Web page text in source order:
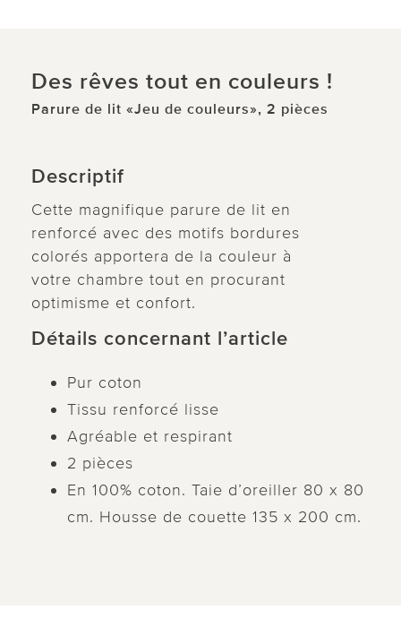
Des rêves tout en couleurs !
Parure de lit «Jeu de couleurs», 2 pièces
Descriptif
Cette magnifique parure de lit en
renforcé avec des motifs bordures
colorés apportera de la couleur à
votre chambre tout en procurant
optimisme et confort.
Détails concernant l’article
Pur coton
Tissu renforcé lisse
Agréable et respirant
2 pièces
En 100% coton. Taie d’oreiller 80 x 80
cm. Housse de couette 135 x 200 cm.